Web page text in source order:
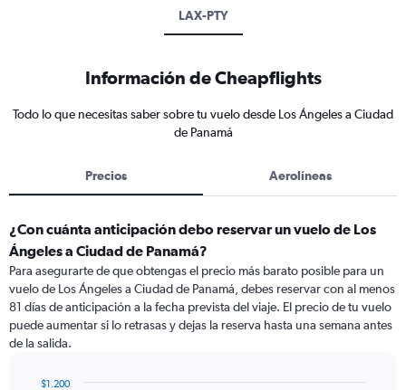
LAX-PTY
Información de Cheapflights
Todo lo que necesitas saber sobre tu vuelo desde Los Ángeles a Ciudad
de Panamá
Precios Aerolíneas
¿Con cuánta anticipación debo reservar un vuelo de Los
Ángeles a Ciudad de Panamá?
Para asegurarte de que obtengas el precio más barato posible para un
vuelo de Los Ángeles a Ciudad de Panamá, debes reservar con al menos
81 días de anticipación a la fecha prevista del viaje. El precio de tu vuelo
puede aumentar si lo retrasas y dejas la reserva hasta una semana antes
de la salida.
$1.200